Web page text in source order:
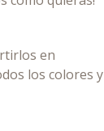
en
los colores y